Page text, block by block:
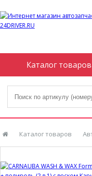
Каталог товаров
Каталог товаров